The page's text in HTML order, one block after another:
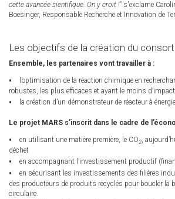
cette avancée sientifique. On y croit !" s'exclame
Boesinger, Responsable Recherche et Innovation de
Les objectifs de la création du
Ensemble, les partenaires vont travailler à :
l’optimisation de la réaction chimique en
robustes, les plus efficaces et ayant le moins
la création d’un démonstrateur de réacteur à
Le projet MARS s’inscrit dans le cadre de
en utilisant une matière première, le CO2,
déchet
en accompagnant l’investissement productif
en sécurisant les investissements des filières
des producteurs de produits recyclés pour boucler la
circulaire.